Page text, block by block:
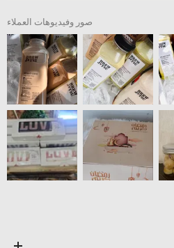
صور وفيديوهات العملاء